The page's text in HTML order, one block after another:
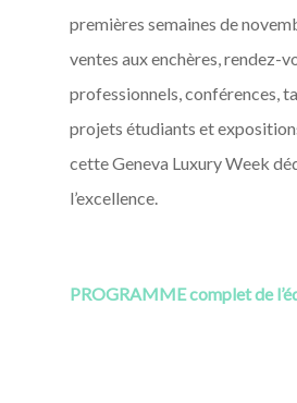
premières semaines de
ventes aux enchères, rendez-
professionnels, conférences,
projets étudiants et
cette Geneva Luxury Week
l’excellence.
PROGRAMME complet de